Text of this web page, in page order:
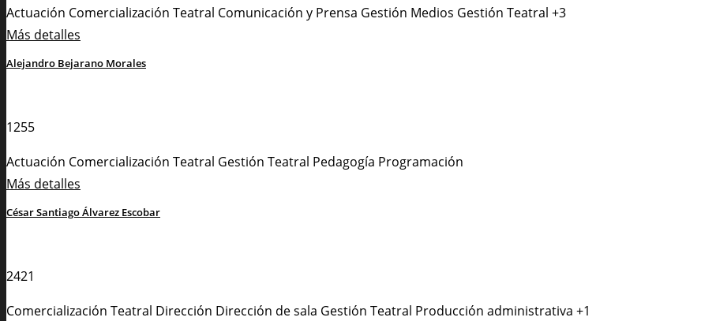
Actuación Comercialización Teatral Comunicación y Prensa Gestión Medios Gestión Teatral +3
Más detalles
Alejandro Bejarano Morales
1255
Actuación Comercialización Teatral Gestión Teatral Pedagogía Programación
Más detalles
César Santiago Álvarez Escobar
2421
Comercialización Teatral Dirección Dirección de sala Gestión Teatral Producción administrativa +1